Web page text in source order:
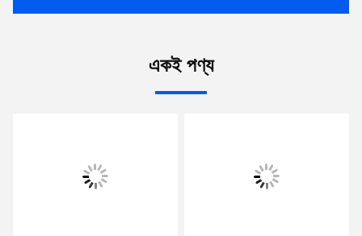
একই পণ্য